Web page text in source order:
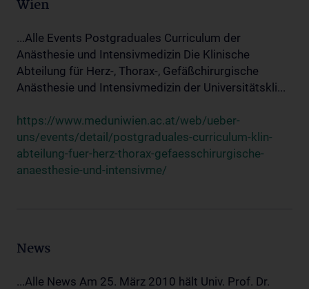
Wien
...Alle Events Postgraduales Curriculum der
Anästhesie und Intensivmedizin Die Klinische
Abteilung für Herz-, Thorax-, Gefäßchirurgische
Anästhesie und Intensivmedizin der Universitätskli...
https://www.meduniwien.ac.at/web/ueber-
uns/events/detail/postgraduales-curriculum-klin-
abteilung-fuer-herz-thorax-gefaesschirurgische-
anaesthesie-und-intensivme/
News
...Alle News Am 25. März 2010 hält Univ. Prof. Dr.